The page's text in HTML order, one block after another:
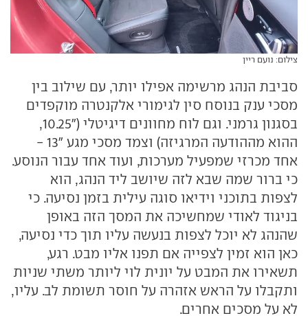
צילום: נועם ריין
סביבת הנהג מרשימה אפילו יותר, עם שילוב בין
מסכי ענק בנוסח סין לגימורי אלקנטרה מוקפדים
בסגנון גרמני. וגם לוח מחוונים דיגיטלי ("10.25,
ההוא מההודעה המרגיזה) וצמד מסכי מגע "13 -
אחד מכרזי שמפעיל מערכות, ועוד אחד עבור הנוסע.
כי ברור שמה שבא לזה שיושב ליד הנהג, הוא
לצפות בתוכני וידיאו סוגה עילית בזמן נסיעה. כי
בניגוד לאודי שמחשיכה את המסך הזה באופן
שהנהג לא יוכל לצפות בנעשה עליו תוך כדי נסיעה,
כאן הוא זמין לצפייה אם תפנו אליו מבט. רגע,
תשאירו את המבט על יונית לוי ליותר משתי שניות
ותקבלו על הראש אזהרה על חוסר תשומת לב. עליו,
לא על מסכים אחרים.